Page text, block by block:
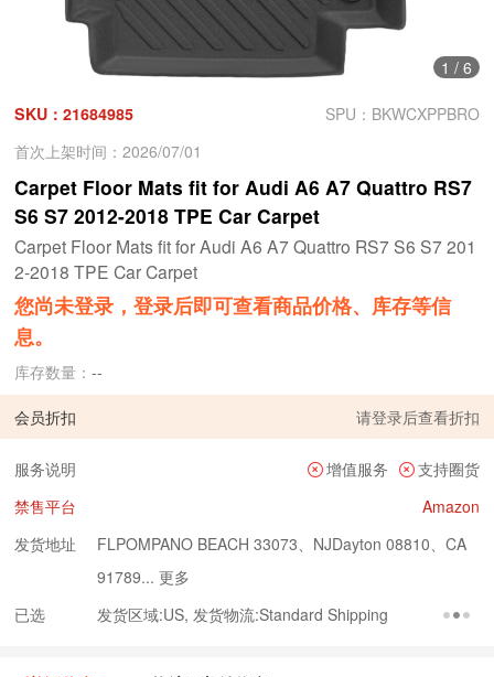
1 / 6
SKU：21684985
SPU：BKWCXPPBRO
首次上架时间：2026/07/01
Carpet Floor Mats fit for Audi A6 A7 Quattro RS7
S6 S7 2012-2018 TPE Car Carpet
Carpet Floor Mats fit for Audi A6 A7 Quattro RS7 S6 S7 201
2-2018 TPE Car Carpet
您尚未登录，登录后即可查看商品价格、库存等信
息。
库存数量：--
会员折扣 请登录后查看折扣
服务说明 增值服务
支持圈货
禁售平台
Amazon
发货地址
FLPOMPANO BEACH 33073、NJDayton 08810、CA
91789... 更多
已选
发货区域:US, 发货物流:Standard Shipping